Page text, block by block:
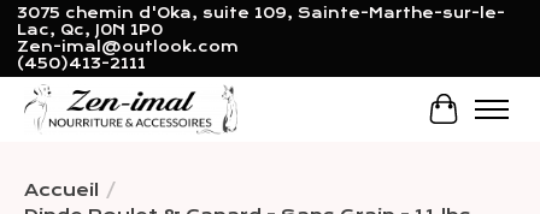
3075 chemin d'Oka, suite 109, Sainte-Marthe-sur-le-
Lac, Qc, J0N 1P0
Zen-imal@outlook.com
(450)413-2111
Panier
Accueil /